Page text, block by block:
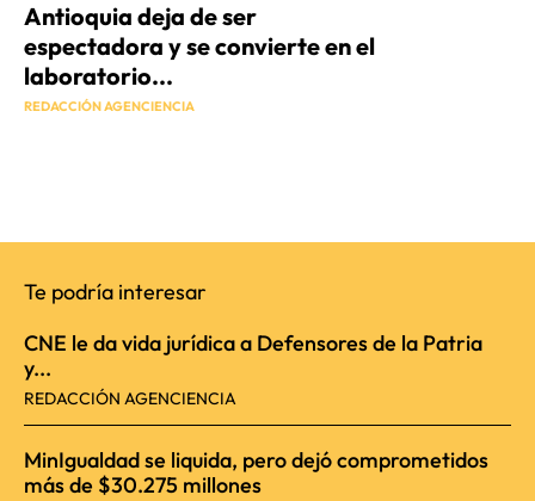
Antioquia deja de ser
espectadora y se convierte en el
laboratorio...
REDACCIÓN AGENCIENCIA
Te podría interesar
CNE le da vida jurídica a Defensores de la Patria
y...
REDACCIÓN AGENCIENCIA
MinIgualdad se liquida, pero dejó comprometidos
más de $30.275 millones